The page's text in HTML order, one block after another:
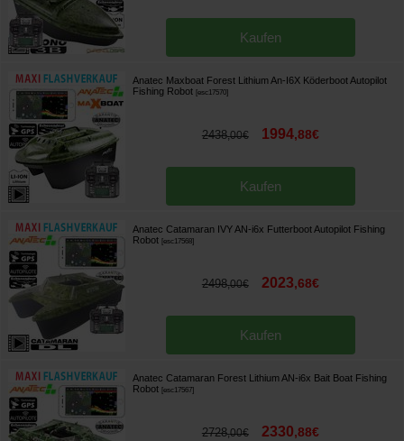
Kaufen
Anatec Maxboat Forest Lithium An-I6X Köderboot Autopilot
Fishing Robot [esc17570]
2438,00€ 1994,88€
Kaufen
Anatec Catamaran IVY AN-i6x Futterboot Autopilot Fishing
Robot [esc17568]
2498,00€ 2023,68€
Kaufen
Anatec Catamaran Forest Lithium AN-i6x Bait Boat Fishing
Robot [esc17567]
2728,00€ 2330,88€